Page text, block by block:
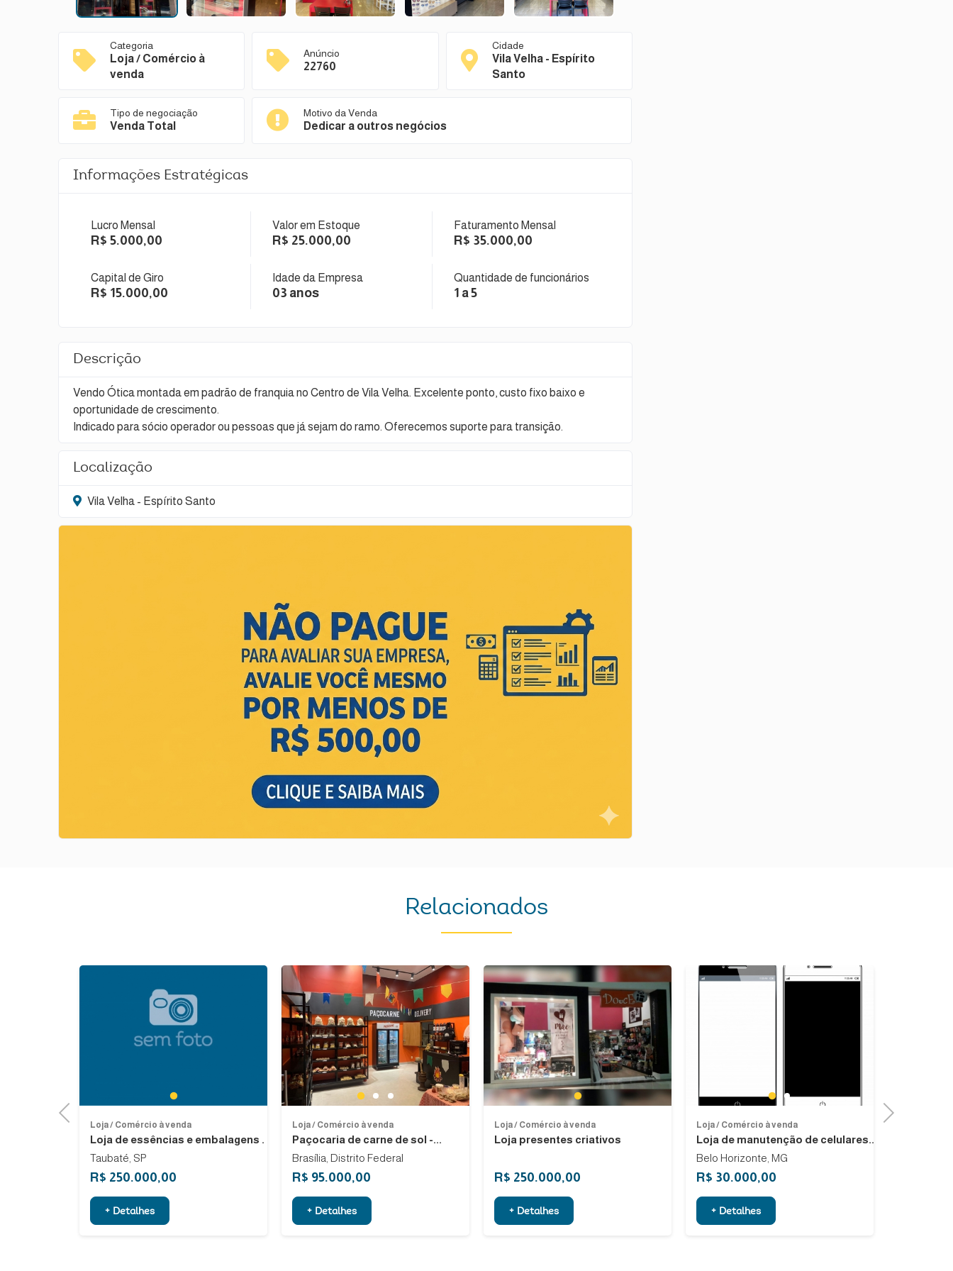
Categoria
Loja / Comércio à
venda
Anúncio
22760
Cidade
Vila Velha - Espírito
Santo
Tipo de negociação
Venda Total
Motivo da Venda
Dedicar a outros negócios
Informações Estratégicas
Lucro Mensal
R$ 5.000,00
Valor em Estoque
R$ 25.000,00
Faturamento Mensal
R$ 35.000,00
Capital de Giro
R$ 15.000,00
Idade da Empresa
03 anos
Quantidade de funcionários
1 a 5
Descrição
Vendo Ótica montada em padrão de franquia no Centro de Vila Velha. Excelente ponto, custo fixo baixo e
oportunidade de crescimento.
Indicado para sócio operador ou pessoas que já sejam do ramo. Oferecemos suporte para transição.
Localização
Vila Velha - Espírito Santo
Relacionados
Previous
1
Loja / Comércio à venda
Loja de essências e embalagens .
Taubaté, SP
R$ 250.000,00
+ Detalhes
1 2 3
Loja / Comércio à venda
Paçocaria de carne de sol -...
Brasília, Distrito Federal
R$ 95.000,00
+ Detalhes
1
Loja / Comércio à venda
Loja presentes criativos
R$ 250.000,00
+ Detalhes
Previous
1 2
Loja / Comércio à venda
Loja de manutenção de celulares...
Belo Horizonte, MG
R$ 30.000,00
+ Detalhes
Next